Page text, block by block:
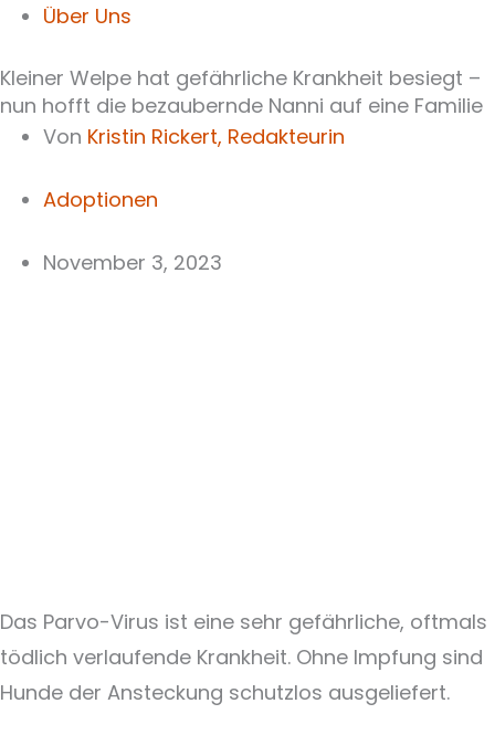
Über Uns
Kleiner Welpe hat gefährliche Krankheit besiegt –
nun hofft die bezaubernde Nanni auf eine Familie
Von Kristin Rickert, Redakteurin
Adoptionen
November 3, 2023
Das Parvo-Virus ist eine sehr gefährliche, oftmals
tödlich verlaufende Krankheit. Ohne Impfung sind
Hunde der Ansteckung schutzlos ausgeliefert.